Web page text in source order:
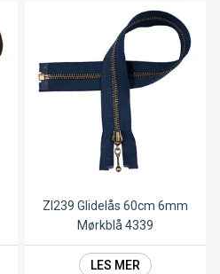
ZI239 Glidelås 60cm 6mm
Mørkblå 4339
LES MER